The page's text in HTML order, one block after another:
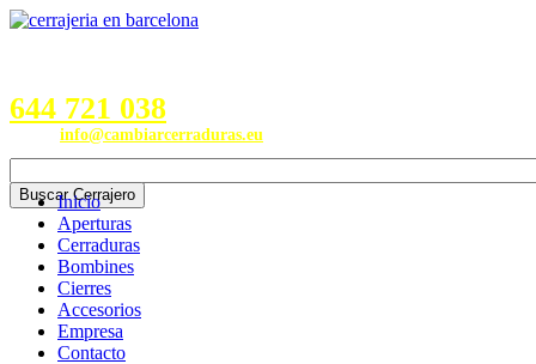
644 721 038
info@cambiarcerraduras.eu
Inicio
Aperturas
Cerraduras
Bombines
Cierres
Accesorios
Empresa
Contacto